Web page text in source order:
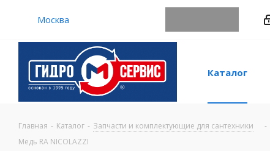
Москва
Каталог
Главная - Каталог - Запчасти и комплектующие для сантехники -
Медь RA NICOLAZZI